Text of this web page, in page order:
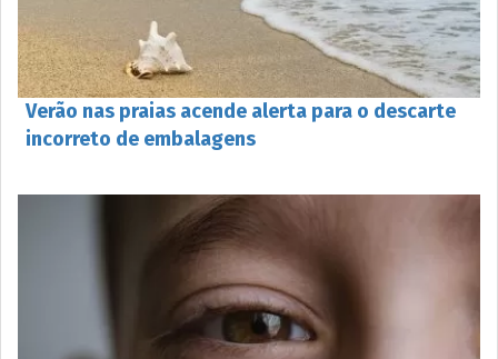
Verão nas praias acende alerta para o descarte
incorreto de embalagens